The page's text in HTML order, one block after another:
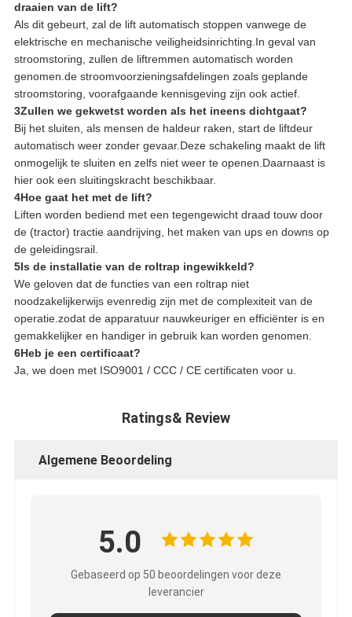
draaien van de lift?
Als dit gebeurt, zal de lift automatisch stoppen vanwege de
elektrische en mechanische veiligheidsinrichting.In geval van
stroomstoring, zullen de liftremmen automatisch worden
genomen.de stroomvoorzieningsafdelingen zoals geplande
stroomstoring, voorafgaande kennisgeving zijn ook actief.
3Zullen we gekwetst worden als het ineens dichtgaat?
Bij het sluiten, als mensen de haldeur raken, start de liftdeur
automatisch weer zonder gevaar.Deze schakeling maakt de lift
onmogelijk te sluiten en zelfs niet weer te openen.Daarnaast is
hier ook een sluitingskracht beschikbaar.
4Hoe gaat het met de lift?
Liften worden bediend met een tegengewicht draad touw door
de (tractor) tractie aandrijving, het maken van ups en downs op
de geleidingsrail.
5Is de installatie van de roltrap ingewikkeld?
We geloven dat de functies van een roltrap niet
noodzakelijkerwijs evenredig zijn met de complexiteit van de
operatie.zodat de apparatuur nauwkeuriger en efficiënter is en
gemakkelijker en handiger in gebruik kan worden genomen.
6Heb je een certificaat?
Ja, we doen met ISO9001 / CCC / CE certificaten voor u.
Ratings& Review
Algemene Beoordeling
5.0
Gebaseerd op 50 beoordelingen voor deze
leverancier